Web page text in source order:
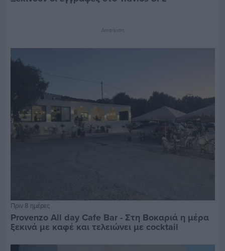
Διαφήμιση
Πριν 8 ημέρες
Provenzo All day Cafe Bar - Στη Βοκαριά η μέρα
ξεκινά με καφέ και τελειώνει με cocktail